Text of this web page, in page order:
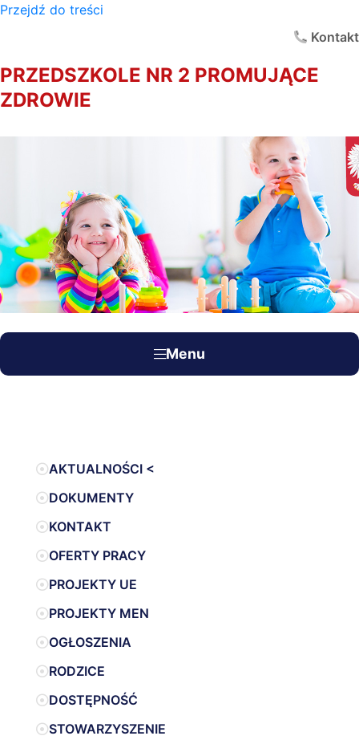
Przejdź do treści
Kontakt
PRZEDSZKOLE NR 2 PROMUJĄCE
ZDROWIE
Menu
×
AKTUALNOŚCI <
DOKUMENTY
KONTAKT
OFERTY PRACY
PROJEKTY UE
PROJEKTY MEN
OGŁOSZENIA
RODZICE
DOSTĘPNOŚĆ
STOWARZYSZENIE